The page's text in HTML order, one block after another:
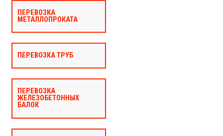
ПЕРЕВОЗКА
МЕТАЛЛОПРОКАТА
ПЕРЕВОЗКА ТРУБ
ПЕРЕВОЗКА
ЖЕЛЕЗОБЕТОННЫХ
БАЛОК